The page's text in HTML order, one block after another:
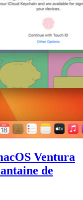
Ventura
de